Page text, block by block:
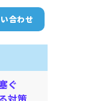
合わせ
ぐ